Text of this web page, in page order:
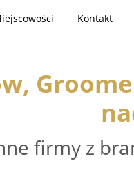
Kontakt
firmy z